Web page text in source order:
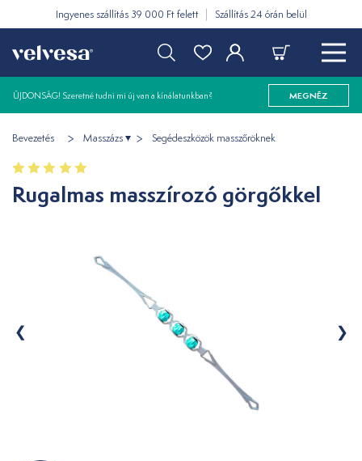
Ingyenes szállítás 39 000 Ft felett Szállítás 24 órán belül
ÚJDONSÁG! Szeretné tudni mi új van a kínálatunkban? MEGNÉZ
Bevezetés Masszázs Segédeszközök masszőröknek
Rugalmas masszírozó görgőkkel